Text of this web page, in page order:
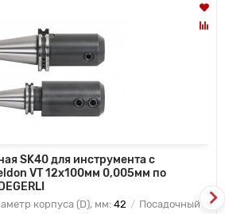
SK40 для инструмента с
VT 12x100мм 0,005мм по
корпуса (D), мм: 42
Посадочный